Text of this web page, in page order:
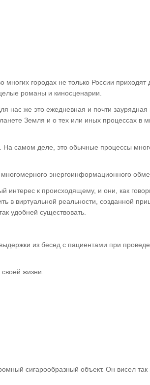
городах не только России приходят
романы и киносценарии.
нас же это ежедневная и почти
Земля и о тех или иных процессах в
самом деле, это обычные процессы
энергоинформационного
к происходящему, и они, как
в виртуальной реальности, созданной
удобней существовать.
из бесед с пациентами при
жизни.
сигарообразный объект. Он висел так